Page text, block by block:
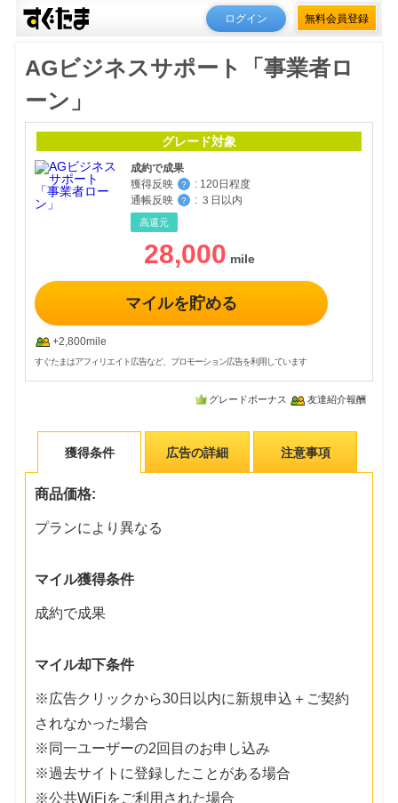
ログイン 無料会員登録
AGビジネスサポート「事業者ロ
ーン」
グレード対象
成約で成果
獲得反映
？ : 120日程度
通帳反映
？ : ３日以内
高還元
28,000
マイルを貯める
+2,800mile
すぐたまはアフィリエイト広告など、プロモーション広告を利用しています
グレードボーナス 友達紹介報酬
獲得条件 広告の詳細 注意事項
商品価格:
プランにより異なる
マイル獲得条件
成約で成果
マイル却下条件
※広告クリックから30日以内に新規申込＋ご契約
されなかった場合
※同一ユーザーの2回目のお申し込み
※過去サイトに登録したことがある場合
※公共WiFiをご利用された場合